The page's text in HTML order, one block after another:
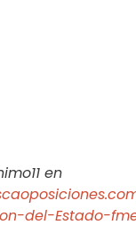
en
del-Estado-